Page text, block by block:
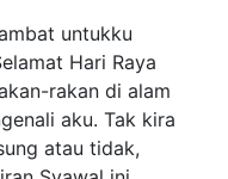
untukku
Hari Raya
rakan di alam
aku. Tak kira
atau tidak,